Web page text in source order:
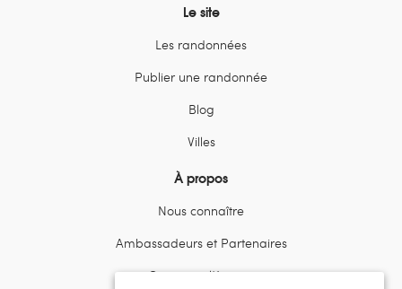
Le site
Les randonnées
Publier une randonnée
Blog
Villes
À propos
Nous connaître
Ambassadeurs et Partenaires
Contactez l’équipe